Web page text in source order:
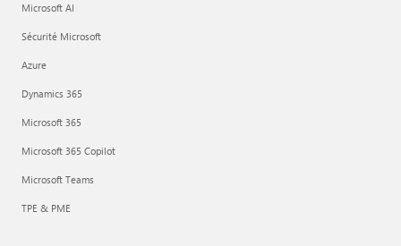
Microsoft AI
Sécurité Microsoft
Azure
Dynamics 365
Microsoft 365
Microsoft 365 Copilot
Microsoft Teams
TPE & PME